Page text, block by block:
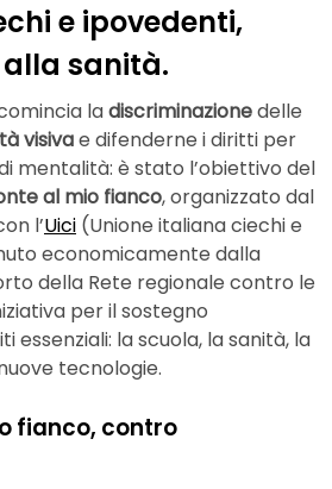
e ipovedenti,
sanità.
ladiscriminazionedelle
visivae difenderne i diritti per
mentalità: è stato l’obiettivo del
al mio fianco, organizzato dal
l’Uici (Unione italiana ciechi e
economicamente dalla
della Rete regionale contro le
per il sostegno
essenziali: la scuola, la sanità, la
tecnologie.
fianco, contro